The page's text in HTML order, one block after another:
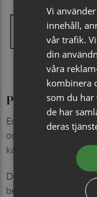
En stilren enfärgad
och formella
kavaj med ett
Det slitstarka
behåller både form
Vi
innehåll,
vår trafik.
din
våra
kombinera
som du
de har
deras